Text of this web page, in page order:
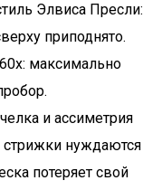
Элвиса Пресли:
приподнято.
максимально
и ассиметрия
нуждаются
потеряет свой